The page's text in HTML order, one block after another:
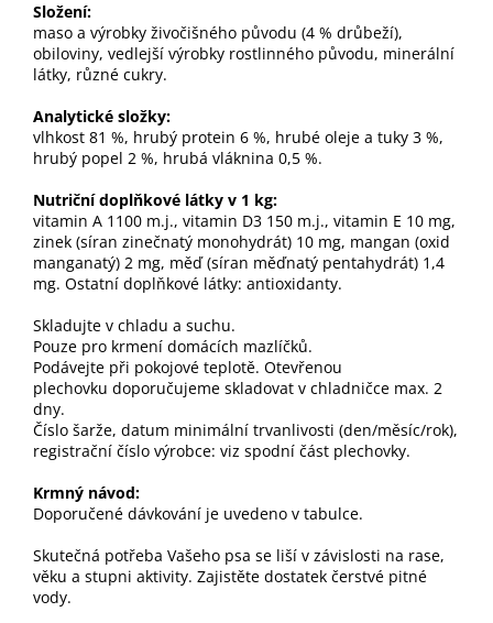
Složení:
maso a výrobky živočišného původu (4 % drůbeží),
obiloviny, vedlejší výrobky rostlinného původu, minerální
látky, různé cukry.
Analytické složky:
vlhkost 81 %, hrubý protein 6 %, hrubé oleje a tuky 3 %,
hrubý popel 2 %, hrubá vláknina 0,5 %.
Nutriční doplňkové látky v 1 kg:
vitamin A 1100 m.j., vitamin D3 150 m.j., vitamin E 10 mg,
zinek (síran zinečnatý monohydrát) 10 mg, mangan (oxid
manganatý) 2 mg, měď (síran měďnatý pentahydrát) 1,4
mg. Ostatní doplňkové látky: antioxidanty.
Skladujte v chladu a suchu.
Pouze pro krmení domácích mazlíčků.
Podávejte při pokojové teplotě. Otevřenou
plechovku doporučujeme skladovat v chladničce max. 2
dny.
Číslo šarže, datum minimální trvanlivosti (den/měsíc/rok),
registrační číslo výrobce: viz spodní část plechovky.
Krmný návod:
Doporučené dávkování je uvedeno v tabulce.
Skutečná potřeba Vašeho psa se liší v závislosti na rase,
věku a stupni aktivity. Zajistěte dostatek čerstvé pitné
vody.